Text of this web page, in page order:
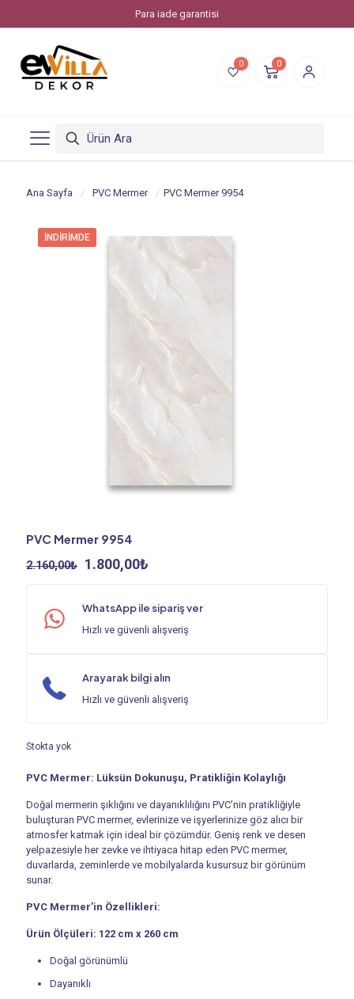
Para iade garantisi
0 0
Ana Sayfa / PVC Mermer / PVC Mermer 9954
İNDIRIMDE
PVC Mermer 9954
2.160,00₺ Orijinal
1.800,00₺
1.800,00₺.
WhatsApp ile sipariş ver
Hızlı ve güvenli alışveriş
Arayarak bilgi alın
Hızlı ve güvenli alışveriş
Stokta yok
PVC Mermer: Lüksün Dokunuşu, Pratikliğin Kolaylığı
Doğal mermerin şıklığını ve dayanıklılığını PVC’nin pratikliğiyle
buluşturan PVC mermer, evlerinize ve işyerlerinize göz alıcı bir
atmosfer katmak için ideal bir çözümdür. Geniş renk ve desen
yelpazesiyle her zevke ve ihtiyaca hitap eden PVC mermer,
duvarlarda, zeminlerde ve mobilyalarda kusursuz bir görünüm
sunar.
PVC Mermer’in Özellikleri:
Ürün Ölçüleri: 122 cm x 260 cm
Doğal görünümlü
Dayanıklı